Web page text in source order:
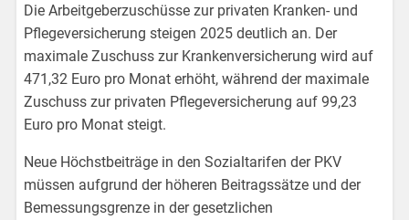
Die Arbeitgeberzuschüsse zur privaten Kranken- und
Pflegeversicherung steigen 2025 deutlich an. Der
maximale Zuschuss zur Krankenversicherung wird auf
471,32 Euro pro Monat erhöht, während der maximale
Zuschuss zur privaten Pflegeversicherung auf 99,23
Euro pro Monat steigt.
Neue Höchstbeiträge in den Sozialtarifen der PKV
müssen aufgrund der höheren Beitragssätze und der
Bemessungsgrenze in der gesetzlichen